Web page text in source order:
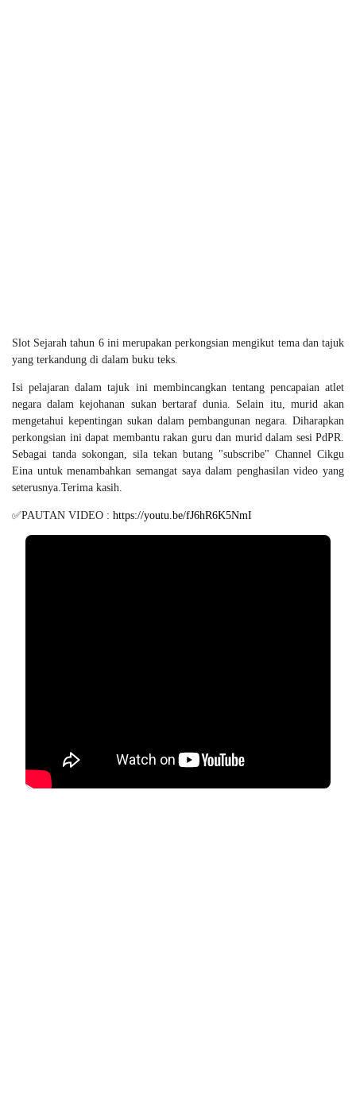
Slot Sejarah tahun 6 ini merupakan perkongsian mengikut tema dan tajuk
yang terkandung di dalam buku teks.
Isi pelajaran dalam tajuk ini membincangkan tentang pencapaian atlet
negara dalam kejohanan sukan bertaraf dunia. Selain itu, murid akan
mengetahui kepentingan sukan dalam pembangunan negara. Diharapkan
perkongsian ini dapat membantu rakan guru dan murid dalam sesi PdPR.
Sebagai tanda sokongan, sila tekan butang "subscribe" Channel Cikgu
Eina untuk menambahkan semangat saya dalam penghasilan video yang
seterusnya.Terima kasih.
✅PAUTAN VIDEO : https://youtu.be/fJ6hR6K5NmI